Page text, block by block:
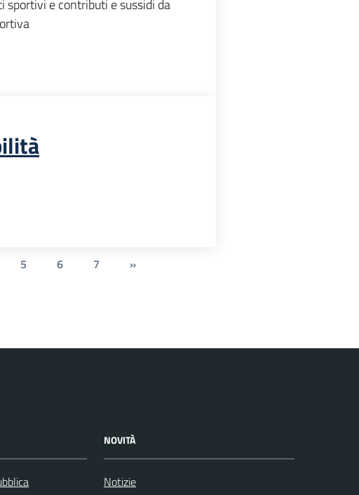
sportivi e contributi e sussidi da
5 6 7 »
NOVITÀ
Notizie